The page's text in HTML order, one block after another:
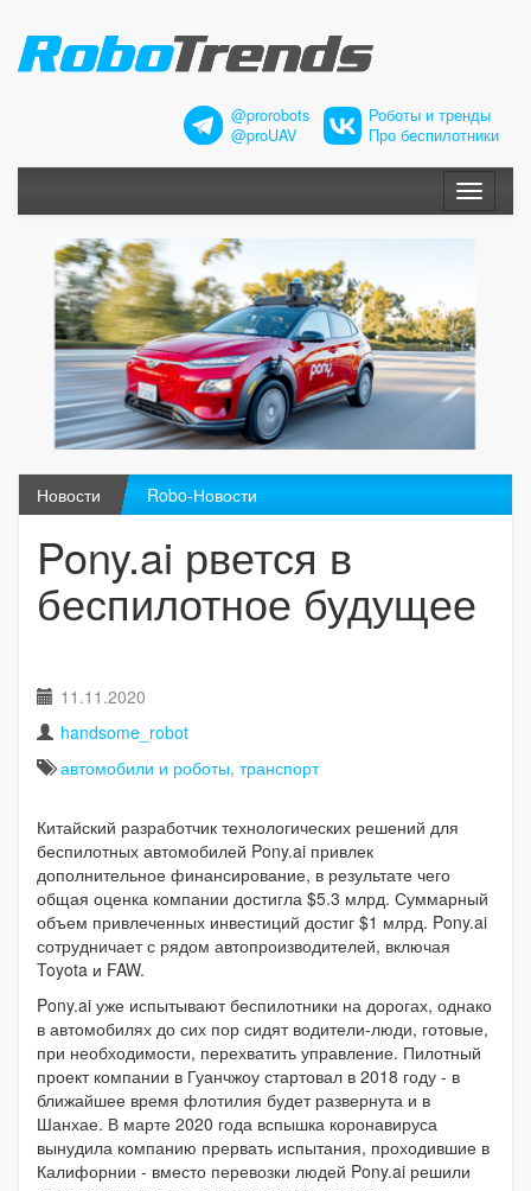
@prorobots
@proUAV
Роботы и тренды
Про беспилотники
Меню
Новости Robo-Новости
Pony.ai рвется в
беспилотное будущее
11.11.2020
handsome_robot
автомобили и роботы, транспорт
Китайский разработчик технологических решений для
беспилотных автомобилей Pony.ai привлек
дополнительное финансирование, в результате чего
общая оценка компании достигла $5.3 млрд. Суммарный
объем привлеченных инвестиций достиг $1 млрд. Pony.ai
сотрудничает с рядом автопроизводителей, включая
Toyota и FAW.
Pony.ai уже испытывают беспилотники на дорогах, однако
в автомобилях до сих пор сидят водители-люди, готовые,
при необходимости, перехватить управление. Пилотный
проект компании в Гуанчжоу стартовал в 2018 году - в
ближайшее время флотилия будет развернута и в
Шанхае. В марте 2020 года вспышка коронавируса
вынудила компанию прервать испытания, проходившие в
Калифорнии - вместо перевозки людей Pony.ai решили